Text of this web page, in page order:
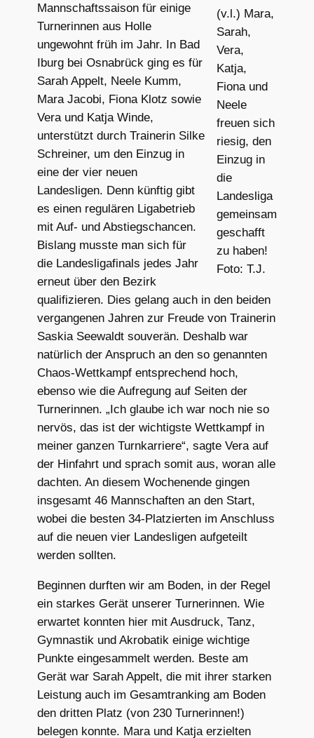
(v.l.) Mara,
Sarah,
Vera,
Katja,
Fiona und
Neele
freuen sich
riesig, den
Einzug in
die
Landesliga
gemeinsam
geschafft
zu haben!
Foto: T.J.
Mannschaftssaison für einige
Turnerinnen aus Holle
ungewohnt früh im Jahr. In Bad
Iburg bei Osnabrück ging es für
Sarah Appelt, Neele Kumm,
Mara Jacobi, Fiona Klotz sowie
Vera und Katja Winde,
unterstützt durch Trainerin Silke
Schreiner, um den Einzug in
eine der vier neuen
Landesligen. Denn künftig gibt
es einen regulären Ligabetrieb
mit Auf- und Abstiegschancen.
Bislang musste man sich für
die Landesligafinals jedes Jahr
erneut über den Bezirk
qualifizieren. Dies gelang auch in den beiden
vergangenen Jahren zur Freude von Trainerin
Saskia Seewaldt souverän. Deshalb war
natürlich der Anspruch an den so genannten
Chaos-Wettkampf entsprechend hoch,
ebenso wie die Aufregung auf Seiten der
Turnerinnen. „Ich glaube ich war noch nie so
nervös, das ist der wichtigste Wettkampf in
meiner ganzen Turnkarriere“, sagte Vera auf
der Hinfahrt und sprach somit aus, woran alle
dachten. An diesem Wochenende gingen
insgesamt 46 Mannschaften an den Start,
wobei die besten 34-Platzierten im Anschluss
auf die neuen vier Landesligen aufgeteilt
werden sollten.
Beginnen durften wir am Boden, in der Regel
ein starkes Gerät unserer Turnerinnen. Wie
erwartet konnten hier mit Ausdruck, Tanz,
Gymnastik und Akrobatik einige wichtige
Punkte eingesammelt werden. Beste am
Gerät war Sarah Appelt, die mit ihrer starken
Leistung auch im Gesamtranking am Boden
den dritten Platz (von 230 Turnerinnen!)
belegen konnte. Mara und Katja erzielten